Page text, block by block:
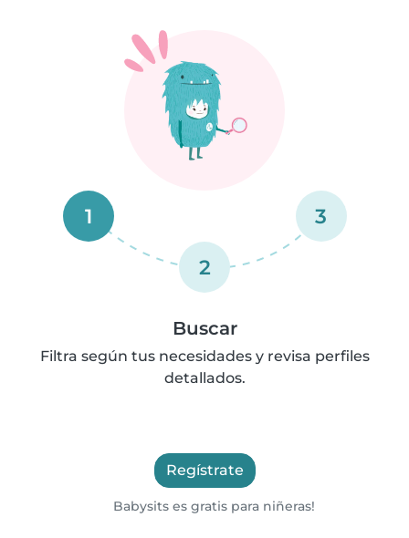
1
2
3
Buscar
Filtra según tus necesidades y revisa perfiles
detallados.
Regístrate
Babysits es gratis para niñeras!